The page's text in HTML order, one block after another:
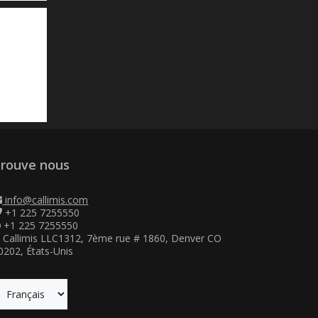
nous
info@callimis.com
+1 225 7255550
+1 225 7255550
Callimis LLC1312, 7ème rue # 1860, Denver CO
États-Unis